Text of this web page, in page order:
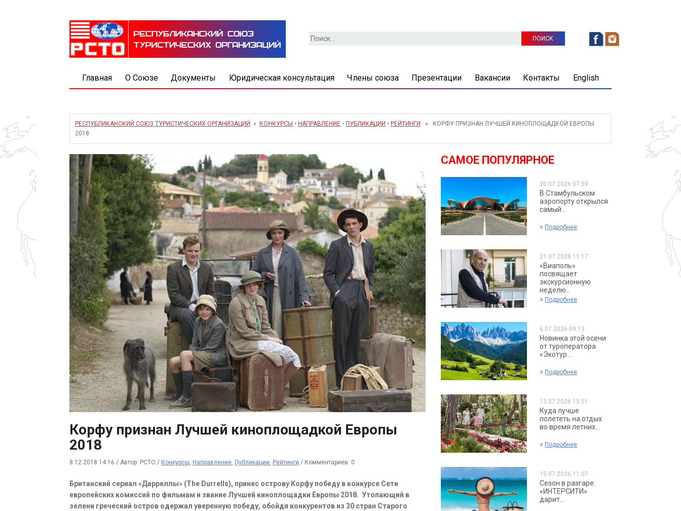
Найти:
Главная О Союзе Документы Юридическая консультация Члены союза Презентации Вакансии Контакты English
РЕСПУБЛИКАНСКИЙ СОЮЗ ТУРИСТИЧЕСКИХ ОРГАНИЗАЦИЙ » КОНКУРСЫ • НАПРАВЛЕНИЕ • ПУБЛИКАЦИИ • РЕЙТИНГИ
» КОРФУ ПРИЗНАН ЛУЧШЕЙ КИНОПЛОЩАДКОЙ ЕВРОПЫ
2018
Корфу признан Лучшей киноплощадкой Европы
2018
8.12.2018 14:16 / Автор: РСТО / Конкурсы, Направление, Публикации, Рейтинги / Комментариев: 0
Британский сериал «Дарреллы» (The Durrells), принес острову Корфу победу в конкурсе Сети
европейских комиссий по фильмам и звание Лучшей киноплощадки Европы 2018. Утопающий в
зелени греческий остров одержал уверенную победу, обойдя конкурентов из 30 стран Старого
САМОЕ ПОПУЛЯРНОЕ
20.07.2026 07:59
В Стамбульском
аэропорту открылся
самый...
» Подробнее
21.07.2026 11:17
«Виаполь»
посвящает
экскурсионную
неделю...
» Подробнее
6.07.2026 09:13
Новинка этой осени
от туроператора
«Экотур...
» Подробнее
13.07.2026 15:51
Куда лучше
полететь на отдых
во время летних...
» Подробнее
15.07.2026 11:07
Сезон в разгаре:
«ИНТЕРСИТИ»
дарит...